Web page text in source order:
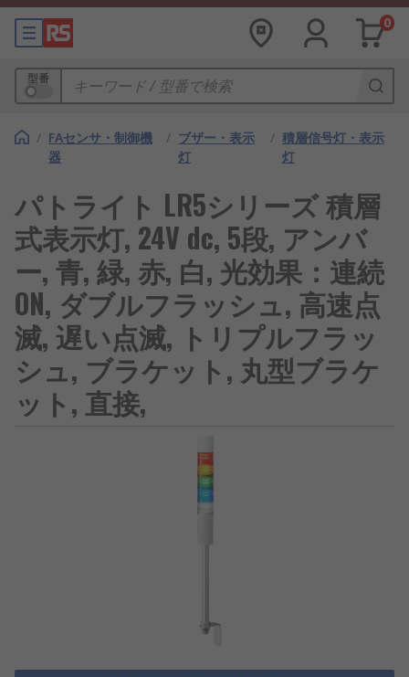
0
型番
/ FAセンサ・制御機
器
/ ブザー・表示
灯
/ 積層信号灯・表示
灯
パトライト LR5シリーズ 積層
式表示灯, 24V dc, 5段, アンバ
ー, 青, 緑, 赤, 白, 光効果：連続
ON, ダブルフラッシュ, 高速点
滅, 遅い点滅, トリプルフラッ
シュ, ブラケット, 丸型ブラケ
ット, 直接,